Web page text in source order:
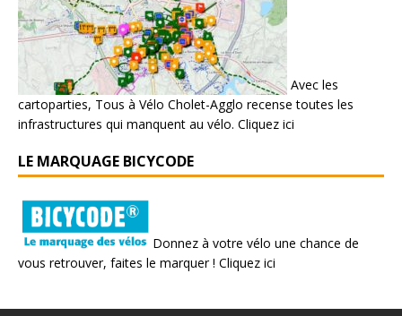
Avec les
cartoparties, Tous à Vélo Cholet-Agglo recense toutes les
infrastructures qui manquent au vélo. Cliquez ici
LE MARQUAGE BICYCODE
Donnez à votre vélo une chance de
vous retrouver, faites le marquer ! Cliquez ici